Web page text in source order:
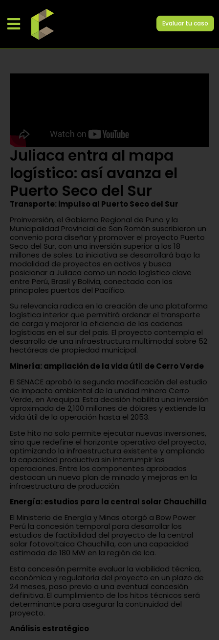
Evaluar tu caso
Juliaca entra al mapa
logístico: así avanza el
Puerto Seco del Sur
Transporte: impulso al Puerto Seco del Sur
Proinversión, el Gobierno Regional de Puno y la
Municipalidad Provincial de San Román suscribieron un
convenio para diseñar y promover el proyecto Puerto
Seco del Sur, con una inversión superior a los 18
millones de soles. La iniciativa se desarrollará bajo la
modalidad de proyectos en activos y busca
posicionar a Juliaca como un nodo logístico clave
entre Perú, Brasil y Bolivia, conectado con los
principales puertos del Pacífico.
Su relevancia radica en la creación de una plataforma
logística interior que permitirá ordenar el transporte
de carga y mejorar la eficiencia de las cadenas
logísticas en el sur del país. El proyecto contempla el
desarrollo de una infraestructura multimodal sobre 52
hectáreas de propiedad municipal.
Minería: ampliación de la vida útil de Cerro Verde
El SENACE aprobó la segunda modificación del estudio
de impacto ambiental de la unidad minera Cerro
Verde, en Arequipa. Esta decisión habilita una inversión
aproximada de 2,100 millones de dólares y extiende la
vida útil de la operación hasta el 2053.
Este hito no solo permite ejecutar nuevas inversiones,
sino que redefine el horizonte operativo del proyecto,
optimizando la infraestructura existente y ampliando
la capacidad productiva sin interrumpir las
operaciones. Entre los componentes aprobados
destacan un nuevo plan de minado y mejoras en la
infraestructura de producción.
Energía: estudios para la central solar Chauchilla
El Ministerio de Energía y Minas otorgó a Bow Power
Perú la concesión temporal para desarrollar los
estudios de factibilidad del proyecto de la central
solar fotovoltaica Chauchilla, con una capacidad
estimada de 180 MW en la región de Ica.
Esta concesión permite evaluar la viabilidad técnica,
económica y regulatoria del proyecto en un plazo de
24 meses, paso previo a una eventual concesión
definitiva. El cumplimiento de los hitos técnicos será
determinante para asegurar la continuidad del
proyecto.
Análisis estratégico